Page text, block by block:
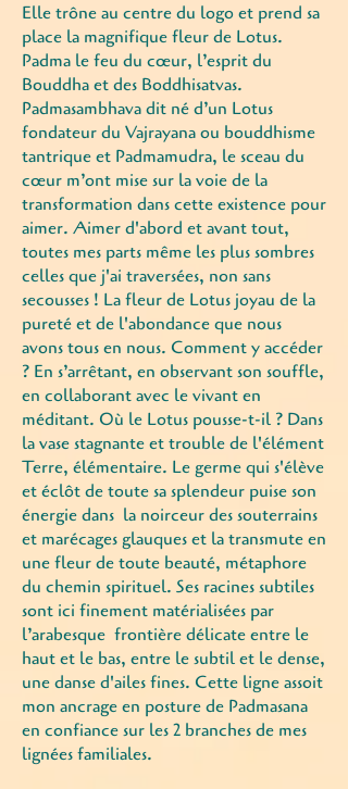
Elle trône au centre du logo et prend sa
place la magnifique fleur de Lotus.
Padma le feu du cœur, l’esprit du
Bouddha et des Boddhisatvas.
Padmasambhava dit né d’un Lotus
fondateur du Vajrayana ou bouddhisme
tantrique et Padmamudra, le sceau du
cœur m’ont mise sur la voie de la
transformation dans cette existence pour
aimer. Aimer d'abord et avant tout,
toutes mes parts même les plus sombres
celles que j'ai traversées, non sans
secousses ! La fleur de Lotus joyau de la
pureté et de l'abondance que nous
avons tous en nous. Comment y accéder
? En s’arrêtant, en observant son souffle,
en collaborant avec le vivant en
méditant. Où le Lotus pousse-t-il ? Dans
la vase stagnante et trouble de l'élément
Terre, élémentaire. Le germe qui s'élève
et éclôt de toute sa splendeur puise son
énergie dans la noirceur des souterrains
et marécages glauques et la transmute en
une fleur de toute beauté, métaphore
du chemin spirituel. Ses racines subtiles
sont ici finement matérialisées par
l’arabesque frontière délicate entre le
haut et le bas, entre le subtil et le dense,
une danse d'ailes fines. Cette ligne assoit
mon ancrage en posture de Padmasana
en confiance sur les 2 branches de mes
lignées familiales.